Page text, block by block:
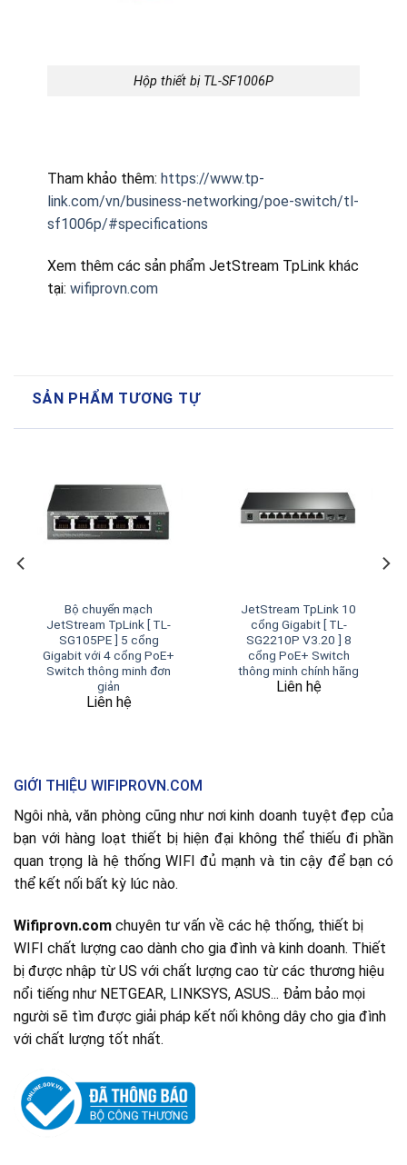
Hộp thiết bị TL-SF1006P
Tham khảo thêm: https://www.tp-
link.com/vn/business-networking/poe-switch/tl-
sf1006p/#specifications
Xem thêm các sản phẩm JetStream TpLink khác
tại: wifiprovn.com
SẢN PHẨM TƯƠNG TỰ
Bộ chuyển mạch
JetStream TpLink [ TL-
SG105PE ] 5 cổng
Gigabit với 4 cổng PoE+
Switch thông minh đơn
giản
Liên hệ
JetStream TpLink 10
cổng Gigabit [ TL-
SG2210P V3.20 ] 8
cổng PoE+ Switch
thông minh chính hãng
Liên hệ
GIỚI THIỆU WIFIPROVN.COM
Ngôi nhà, văn phòng cũng như nơi kinh doanh tuyệt đẹp của
bạn với hàng loạt thiết bị hiện đại không thể thiếu đi phần
quan trọng là hệ thống WIFI đủ mạnh và tin cậy để bạn có
thể kết nối bất kỳ lúc nào.
Wifiprovn.com chuyên tư vấn về các hệ thống, thiết bị
WIFI chất lượng cao dành cho gia đình và kinh doanh. Thiết
bị được nhập từ US với chất lượng cao từ các thương hiệu
nổi tiếng như NETGEAR, LINKSYS, ASUS... Đảm bảo mọi
người sẽ tìm được giải pháp kết nối không dây cho gia đình
với chất lượng tốt nhất.